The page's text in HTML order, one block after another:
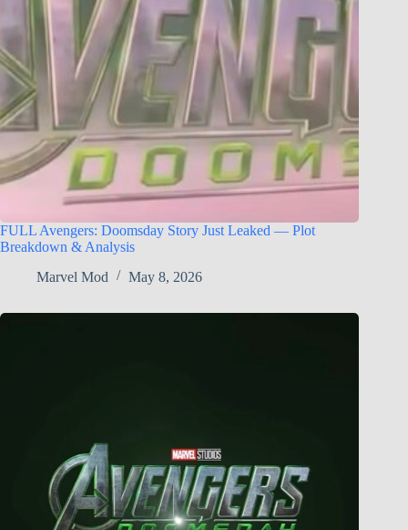
FULL Avengers: Doomsday Story Just Leaked — Plot
Breakdown & Analysis
Marvel Mod
May 8, 2026